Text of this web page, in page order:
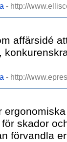
- http://
affärsidé
- http://
skador
förvandla